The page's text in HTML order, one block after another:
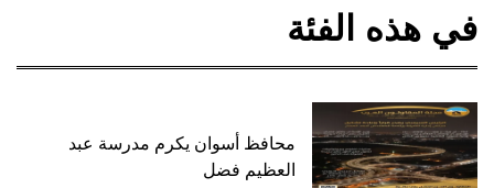
في هذه الفئة
محافظ أسوان يكرم مدرسة عبد
العظيم فضل